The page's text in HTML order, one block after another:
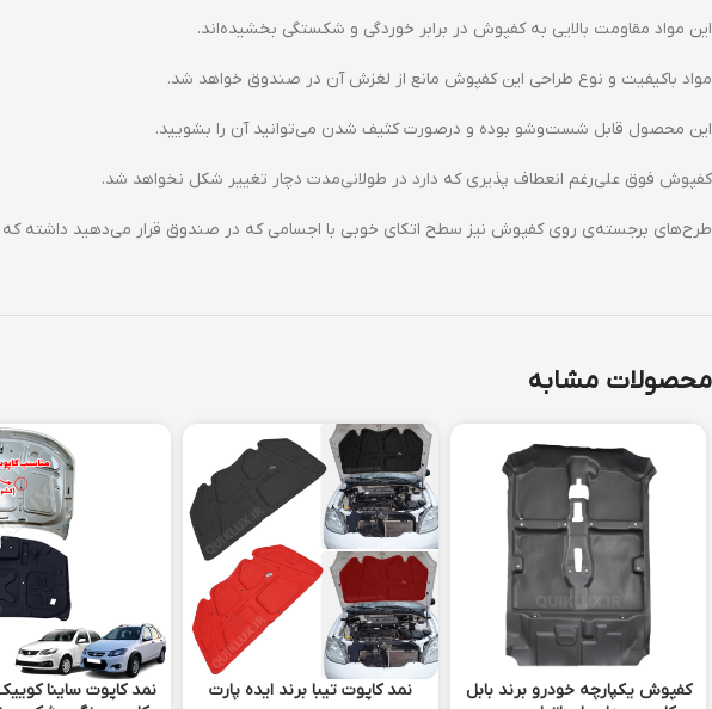
این مواد مقاومت بالایی به کفپوش در برابر خوردگی و شکستگی بخشیده‌اند.
مواد باکیفیت و نوع طراحی این کفپوش مانع از لغزش آن در صندوق خواهد شد.
این محصول قابل شست‌وشو بوده و درصورت کثیف شدن می‌توانید آن را بشویید.
کفپوش فوق علی‌رغم انعطاف پذیری که دارد در طولانی‌مدت دچار تغییر شکل نخواهد شد.
طرح‌های برجسته‌ی روی کفپوش نیز سطح اتکای خوبی با اجسامی که در صندوق قرار می‌دهید داشته
محصولات مشابه
کفپوش یکپارچه خودرو برند بابل
نمد کاپوت تیبا برند ایده پارت
نمد کاپوت ساینا